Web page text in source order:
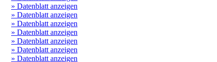
» Datenblatt anzeigen
» Datenblatt anzeigen
» Datenblatt anzeigen
» Datenblatt anzeigen
» Datenblatt anzeigen
» Datenblatt anzeigen
» Datenblatt anzeigen